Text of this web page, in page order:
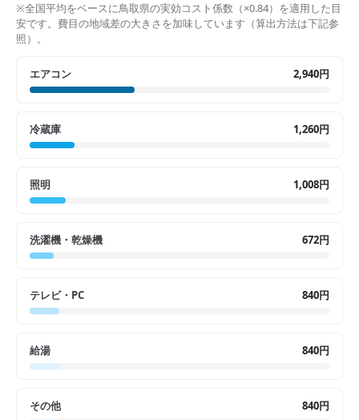
※全国平均をベースに鳥取県の実効コスト係数（×0.84）を適用した目
安です。費目の地域差の大きさを加味しています（算出方法は下記参
照）。
エアコン 2,940円
冷蔵庫 1,260円
照明 1,008円
洗濯機・乾燥機 672円
テレビ・PC 840円
給湯 840円
その他 840円